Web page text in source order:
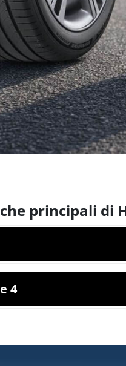
principali di
4